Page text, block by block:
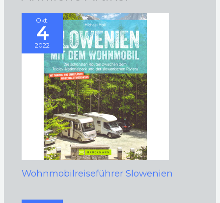
Okt.
4
2022
Wohnmobilreiseführer Slowenien